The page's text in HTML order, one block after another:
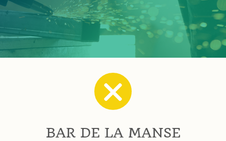
BAR DE LA MANSE